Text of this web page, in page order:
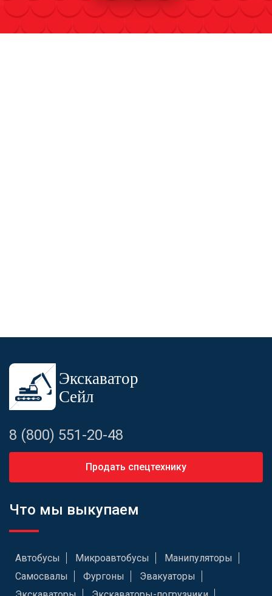
8 (800) 551-20-48
Продать спецтехнику
Что мы выкупаем
Автобусы Микроавтобусы
Манипуляторы
Самосвалы
Фургоны
Эвакуаторы